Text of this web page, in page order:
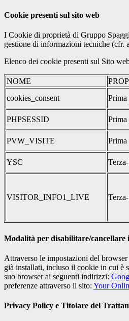
Cookie presenti sul sito web
I Cookie di proprietà di Gruppo
gestione di informazioni tecniche (cfr.
Elenco dei cookie presenti sul Sito
NOME
cookies_consent
Prima
PHPSESSID
Prima
PVW_VISITE
Prima
YSC
VISITOR_INFO1_LIVE
Modalità per disabilitare/cancellare
Attraverso le impostazioni del
già installati, incluso il cookie in cui è
suo browser ai seguenti indirizzi:
preferenze attraverso il sito: Your
Privacy Policy e Titolare del